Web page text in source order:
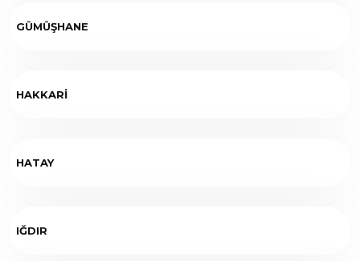
GÜMÜŞHANE
HAKKARİ
HATAY
IĞDIR